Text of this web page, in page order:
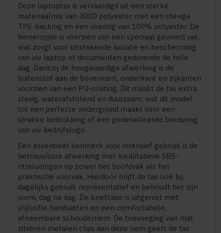
Deze laptoptas is vervaardigd uit een sterke
materiaalmix van 300D polyester met een stevige
TPE-backing en een voering van 100% polyester. De
binnenzijde is voorzien van een speciaal gevoerd vak,
wat zorgt voor uitstekende isolatie en bescherming
van uw laptop of documenten gedurende de hele
dag. Dankzij de hoogwaardige afwerking is de
buitenstof aan de bovenkant, onderkant en zijkanten
voorzien van een PU-coating. Dit maakt de tas extra
stevig, waterafstotend en duurzaam, wat dit model
tot een perfecte ondergrond maakt voor een
strakke bedrukking of een gedetailleerde borduring
van uw bedrijfslogo.
Een essentieel kenmerk voor intensief gebruik is de
betrouwbare afwerking met kwalitatieve SBS-
ritssluitingen op zowel het hoofdvak als het
praktische voorvak. Hierdoor blijft de tas ook bij
dagelijks gebruik representatief en behoudt het zijn
vorm, dag na dag. De briefcase is uitgerust met
stijlvolle handvatten en een comfortabele,
afneembare schouderriem. De toevoeging van mat
zilveren metalen clips aan deze riem geeft de tas